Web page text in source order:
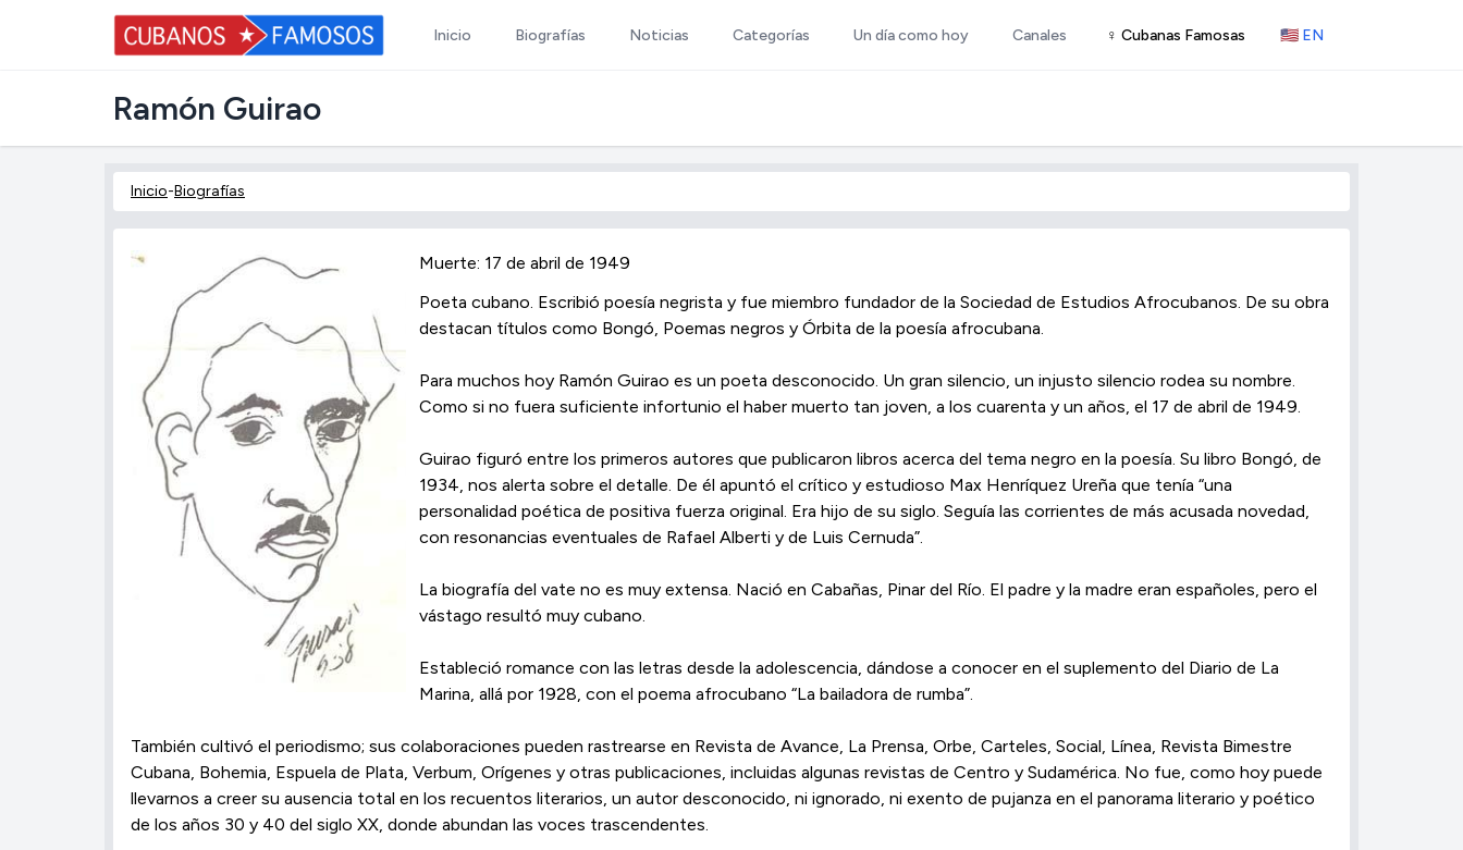
Inicio Biografías Noticias Categorías Un día como hoy Canales ♀ Cubanas Famosas 🇺🇸 EN
Ramón Guirao
Inicio-Biografías
Muerte: 17 de abril de 1949
Poeta cubano. Escribió poesía negrista y fue miembro fundador de la Sociedad de Estudios Afrocubanos. De su obra
destacan títulos como Bongó, Poemas negros y Órbita de la poesía afrocubana.
Para muchos hoy Ramón Guirao es un poeta desconocido. Un gran silencio, un injusto silencio rodea su nombre.
Como si no fuera suficiente infortunio el haber muerto tan joven, a los cuarenta y un años, el 17 de abril de 1949.
Guirao figuró entre los primeros autores que publicaron libros acerca del tema negro en la poesía. Su libro Bongó, de
1934, nos alerta sobre el detalle. De él apuntó el crítico y estudioso Max Henríquez Ureña que tenía “una
personalidad poética de positiva fuerza original. Era hijo de su siglo. Seguía las corrientes de más acusada novedad,
con resonancias eventuales de Rafael Alberti y de Luis Cernuda”.
La biografía del vate no es muy extensa. Nació en Cabañas, Pinar del Río. El padre y la madre eran españoles, pero el
vástago resultó muy cubano.
Estableció romance con las letras desde la adolescencia, dándose a conocer en el suplemento del Diario de La
Marina, allá por 1928, con el poema afrocubano “La bailadora de rumba”.
También cultivó el periodismo; sus colaboraciones pueden rastrearse en Revista de Avance, La Prensa, Orbe, Carteles, Social, Línea, Revista Bimestre
Cubana, Bohemia, Espuela de Plata, Verbum, Orígenes y otras publicaciones, incluidas algunas revistas de Centro y Sudamérica. No fue, como hoy puede
llevarnos a creer su ausencia total en los recuentos literarios, un autor desconocido, ni ignorado, ni exento de pujanza en el panorama literario y poético
de los años 30 y 40 del siglo XX, donde abundan las voces trascendentes.